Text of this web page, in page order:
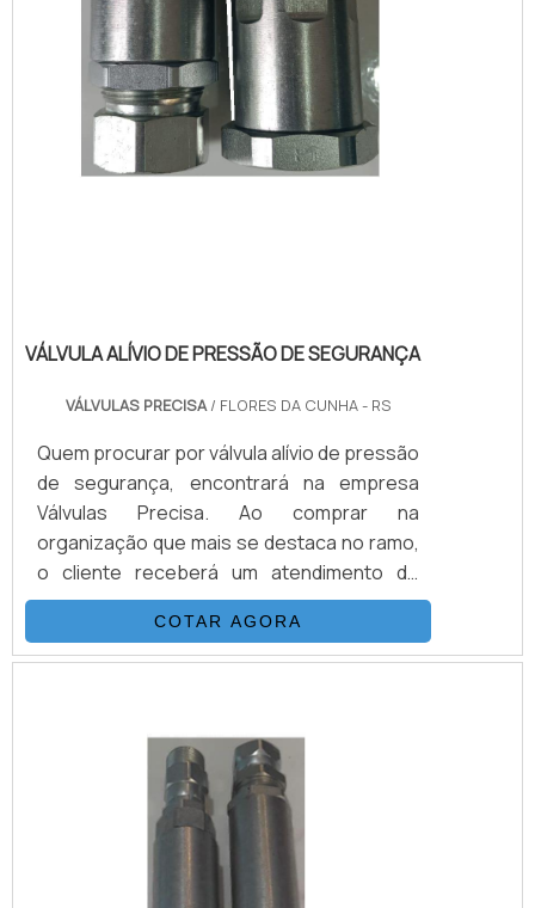
VÁLVULA ALÍVIO DE PRESSÃO DE SEGURANÇA
VÁLVULAS PRECISA/ FLORES DA CUNHA - RS
Quem procurar por válvula alívio de pressão
de segurança, encontrará na empresa
Válvulas Precisa. Ao comprar na
organização que mais se destaca no ramo,
o cliente receberá um atendimento de
excelência e terá a garantia de adquirir
produtos que solucionem qualquer
demanda.Quando o assunto é válvula alívio
encontrará precisão e 70 modelos de
válvulas disponíveis.D...
COTAR AGORA